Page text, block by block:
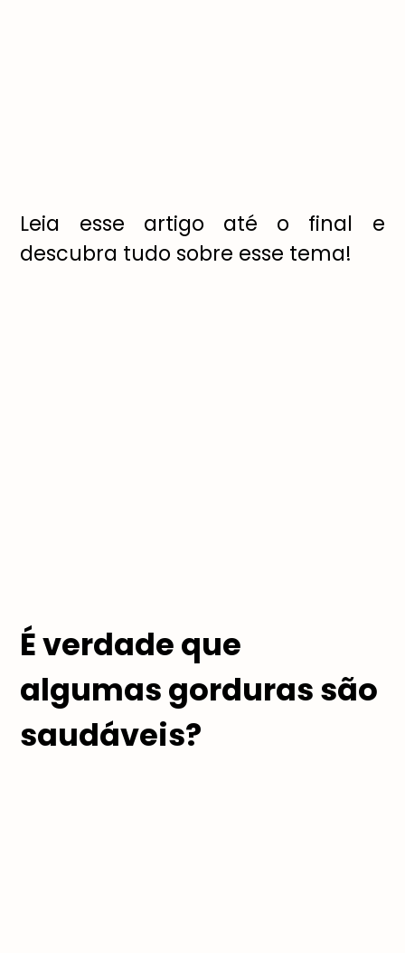
Leia esse artigo até o final e
descubra tudo sobre esse tema!
É verdade que
algumas gorduras são
saudáveis?